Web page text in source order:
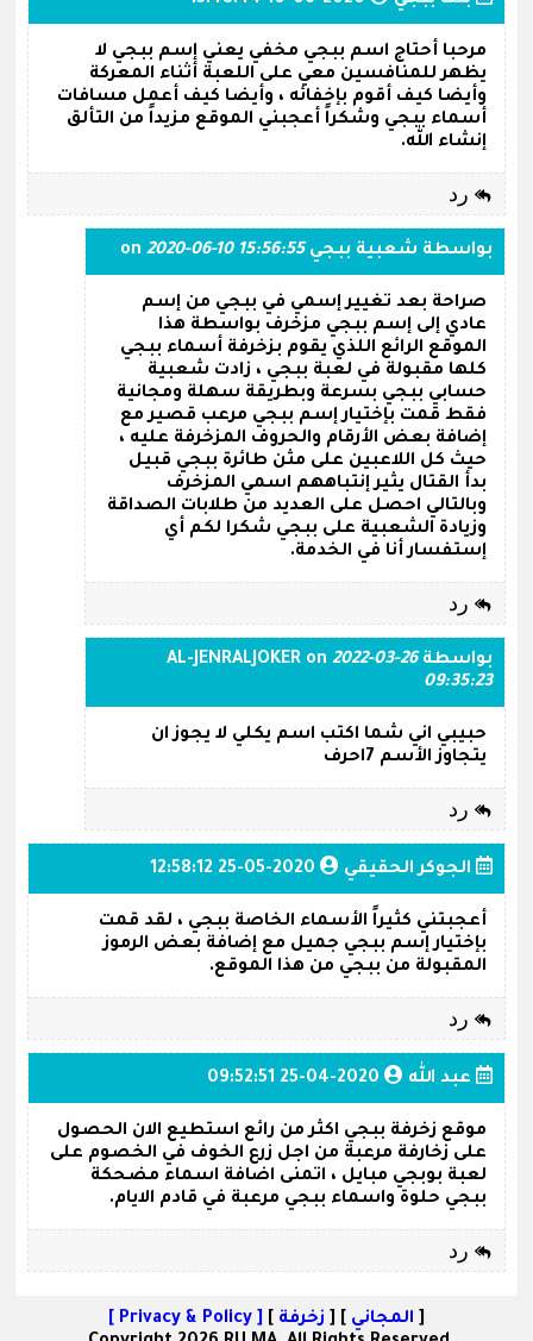
مرحبا أحتاج اسم ببجي مخفي يعني إسم ببجي لا
يظهر للمنافسين معي على اللعبة أثناء المعركة
وأيضا كيف أقوم بإخفائه ، وأيضا كيف أعمل مسافات
أسماء ببجي وشكراً أعجبني الموقع مزيداً من التألق
إنشاء الله.
رد
بواسطة شعبية ببجي on
2020-06-10 15:56:55
صراحة بعد تغيير إسمي في ببجي من إسم
عادي إلى إسم ببجي مزخرف بواسطة هذا
الموقع الرائع اللذي يقوم بزخرفة أسماء ببجي
كلها مقبولة في لعبة ببجي ، زادت شعبية
حسابي ببجي بسرعة وبطريقة سهلة ومجانية
فقط قمت بإختيار إسم ببجي مرعب قصير مع
إضافة بعض الأرقام والحروف المزخرفة عليه ،
حيث كل اللاعبين على مثن طائرة ببجي قبيل
بدأ القتال يثير إنتباههم اسمي المزخرف
وبالتالي احصل على العديد من طلابات الصداقة
وزيادة الشعبية على ببجي شكرا لكم أي
إستفسار أنا في الخدمة.
رد
بواسطة AL-JENRALJOKER on 2022-03-26
09:35:23
حبيبي اني شما اكتب اسم يكلي لا يجوز ان
يتجاوز الأسم 7احرف
رد
الجوكر الحقيقي 2020-05-25 12:58:12
أعجبتني كثيراً الأسماء الخاصة ببجي ، لقد قمت
بإختيار إسم ببجي جميل مع إضافة بعض الرموز
المقبولة من ببجي من هذا الموقع.
رد
عبد الله 2020-04-25 09:52:51
موقع زخرفة ببجي اكثر من رائع استطيع الان الحصول
على زخارفة مرعبة من اجل زرع الخوف في الخصوم على
لعبة بوبجي مبايل ، اتمنى اضافة اسماء مضحكة
ببجي حلوة واسماء ببجي مرعبة في قادم الايام.
رد
[ المجاني ] [ زخرفة ]
[ Privacy & Policy ]